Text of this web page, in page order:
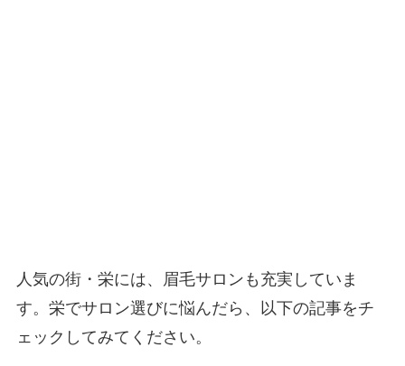
人気の街・栄には、眉毛サロンも充実していま
す。栄でサロン選びに悩んだら、以下の記事をチ
ェックしてみてください。